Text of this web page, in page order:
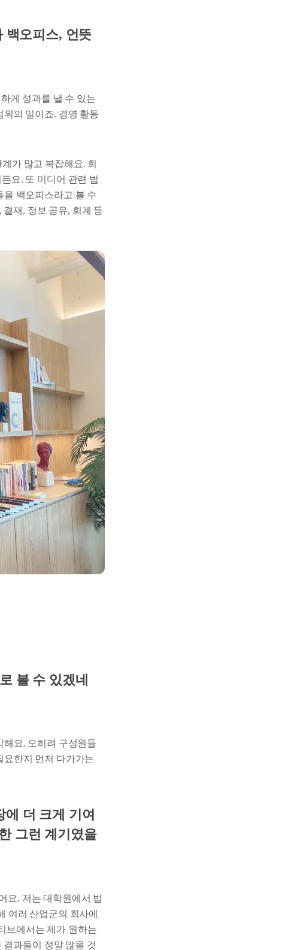
백오피스, 언뜻
게 성과를 낼 수 있는
위의 일이죠. 경영 활동
가 많고 복잡해요. 회
요. 또 미디어 관련 법
을 백오피스라고 볼 수
재, 정보 공유, 회계 등
볼 수 있겠네
해요. 오히려 구성원들
요한지 먼저 다가가는
더 크게 기여
그런 계기였을
요. 저는 대학원에서 법
여러 산업군의 회사에
브에서는 제가 원하는
과들이 정말 많을 것